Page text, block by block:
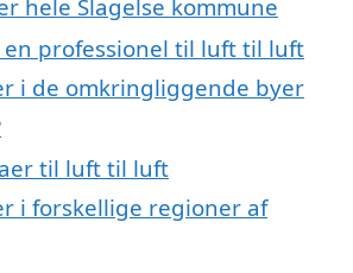
hele Slagelse kommune
en professionel til luft til luft
i de omkringliggende byer
til luft til luft
i forskellige regioner af